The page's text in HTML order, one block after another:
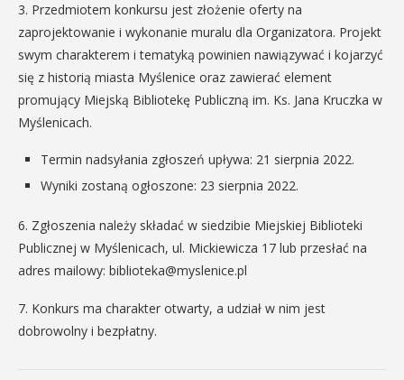
3. Przedmiotem konkursu jest złożenie oferty na
zaprojektowanie i wykonanie muralu dla Organizatora. Projekt
swym charakterem i tematyką powinien nawiązywać i kojarzyć
się z historią miasta Myślenice oraz zawierać element
promujący Miejską Bibliotekę Publiczną im. Ks. Jana Kruczka w
Myślenicach.
Termin nadsyłania zgłoszeń upływa: 21 sierpnia 2022.
Wyniki zostaną ogłoszone: 23 sierpnia 2022.
6. Zgłoszenia należy składać w siedzibie Miejskiej Biblioteki
Publicznej w Myślenicach, ul. Mickiewicza 17 lub przesłać na
adres mailowy: biblioteka@myslenice.pl
7. Konkurs ma charakter otwarty, a udział w nim jest
dobrowolny i bezpłatny.